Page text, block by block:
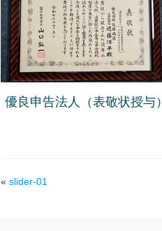
優良申告法人（表敬状授与）
«slider-01